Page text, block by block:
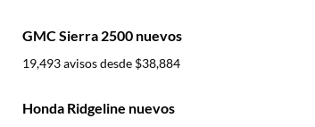
GMC Sierra 2500 nuevos
19,493 avisos desde $38,884
Honda Ridgeline nuevos